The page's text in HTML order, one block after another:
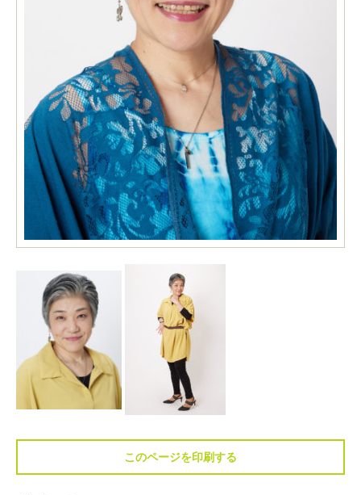
このページを印刷する